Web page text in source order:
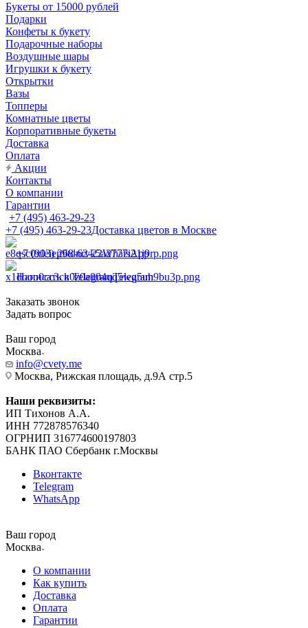
Букеты от 15000 рублей
Подарки
Конфеты к букету
Подарочные наборы
Воздушные шары
Игрушки к букету
Открытки
Вазы
Топперы
Комнатные цветы
Корпоративные букеты
Доставка
Оплата
Акции
Контакты
О компании
Гарантии
+7 (495) 463-29-23
+7 (495) 463-29-23Доставка цветов в Москве
+7 (903) 268-62-22WhatsApp
Написать в TelegramTelegram
Заказать звонок
Задать вопрос
Ваш город
Москва
info@cvety.me
Москва, Рижская площадь, д.9А стр.5
Наши реквизиты:
ИП Тихонов А.А.
ИНН 772878576340
ОГРНИП 316774600197803
БАНК ПАО Сбербанк г.Москвы
Вконтакте
Telegram
WhatsApp
Ваш город
Москва
О компании
Как купить
Доставка
Оплата
Гарантии